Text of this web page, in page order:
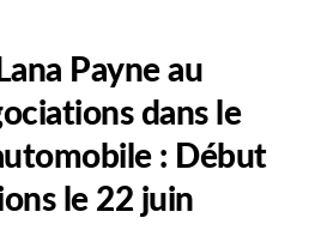
Payne au
dans le
: Début
le 22 juin